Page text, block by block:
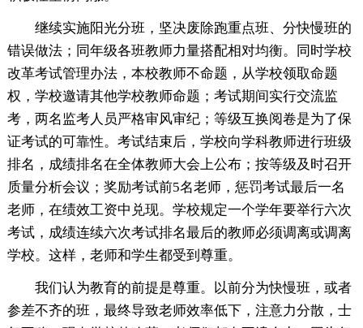
继续实施阳光分班，坚决废除跑重点班、分快慢班的
错误做法；同年级各班教师力量搭配相对均衡。同时学校
改革考试管理办法，本校教师不命题，从学校领取命题
权，学校邀请其他学校教师命题；考试期间实行交流监
考，两名监考人员严格审风审纪；等级互换阅卷是为了保
证考试的可靠性。考试结束后，学校向学科教师进行班级
排名，成绩排名在全体教师大会上公布；按等级及时召开
质量分析会议；奖励考试前5名老师，惩罚考试最后一名
老师，在绩效工资中兑现。学校规定一个学年要举行六次
考试，成绩连续六次考试排名最后的教师必须调离或调离
学校。这样，老师和学生都受到尊重。
我们认为教育的前提是尊重。以前分为快慢班，或者
参差不齐的班，最终导致老师效率低下，注意力分散，士